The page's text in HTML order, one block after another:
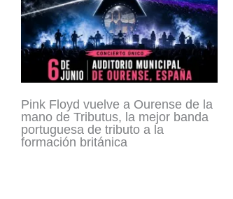
Pink Floyd vuelve a Ourense de la
mano de Tributus, la mejor banda
portuguesa de tributo a la
formación británica